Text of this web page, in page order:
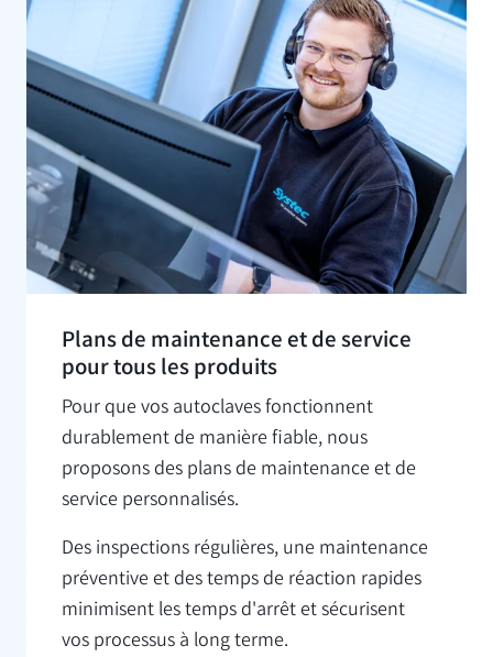
Plans de maintenance et de service
pour tous les produits
Pour que vos autoclaves fonctionnent
durablement de manière fiable, nous
proposons des plans de maintenance et de
service personnalisés.
Des inspections régulières, une maintenance
préventive et des temps de réaction rapides
minimisent les temps d'arrêt et sécurisent
vos processus à long terme.